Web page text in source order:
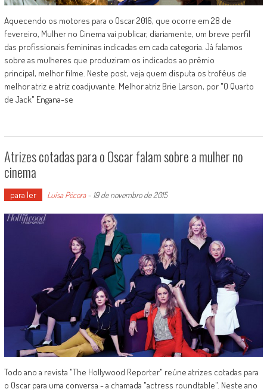
Aquecendo os motores para o Oscar 2016, que ocorre em 28 de
fevereiro, Mulher no Cinema vai publicar, diariamente, um breve perfil
das profissionais femininas indicadas em cada categoria. Já falamos
sobre as mulheres que produziram os indicados ao prêmio
principal, melhor filme. Neste post, veja quem disputa os troféus de
melhor atriz e atriz coadjuvante. Melhor atriz Brie Larson, por "O Quarto
de Jack" Engana-se
Atrizes cotadas para o Oscar falam sobre a mulher no
cinema
para ler Luísa Pécora- 19 de novembro de 2015
Todo ano a revista "The Hollywood Reporter" reúne atrizes cotadas para
o Oscar para uma conversa - a chamada "actress roundtable". Neste ano